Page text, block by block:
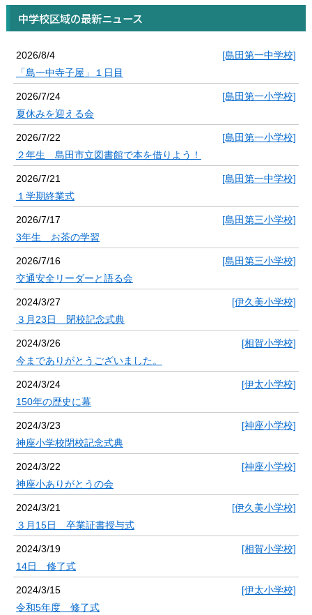
中学校区域の最新ニュース
2026/8/4
[島田第一中学校]
「島一中寺子屋」１日目
2026/7/24
[島田第一小学校]
夏休みを迎える会
2026/7/22
[島田第一小学校]
２年生 島田市立図書館で本を借りよう！
2026/7/21
[島田第一中学校]
１学期終業式
2026/7/17
[島田第三小学校]
3年生 お茶の学習
2026/7/16
[島田第三小学校]
交通安全リーダーと語る会
2024/3/27
[伊久美小学校]
３月23日 閉校記念式典
2024/3/26
[相賀小学校]
今までありがとうございました。
2024/3/24
[伊太小学校]
150年の歴史に幕
2024/3/23
[神座小学校]
神座小学校閉校記念式典
2024/3/22
[神座小学校]
神座小ありがとうの会
2024/3/21
[伊久美小学校]
３月15日 卒業証書授与式
2024/3/19
[相賀小学校]
14日 修了式
2024/3/15
[伊太小学校]
令和5年度 修了式